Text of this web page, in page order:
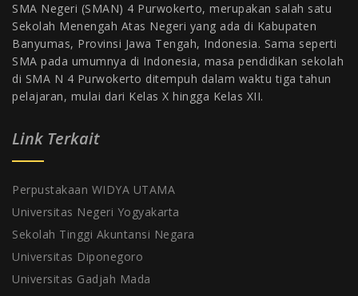
SMA Negeri (SMAN) 4 Purwokerto, merupakan salah satu
Sekolah Menengah Atas Negeri yang ada di Kabupaten
Banyumas, Provinsi Jawa Tengah, Indonesia. Sama seperti
SMA pada umumnya di Indonesia, masa pendidikan sekolah
di SMA N 4 Purwokerto ditempuh dalam waktu tiga tahun
pelajaran, mulai dari Kelas X hingga Kelas XII.
Link Terkait
Perpustakaan WIDYA UTAMA
Universitas Negeri Yogyakarta
Sekolah Tinggi Akuntansi Negara
Universitas Diponegoro
Universitas Gadjah Mada